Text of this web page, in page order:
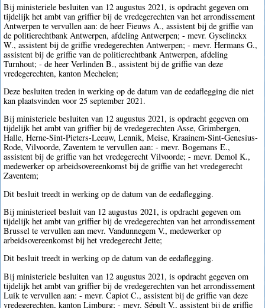
Bij ministeriele besluiten van 12 augustus 2021, is opdracht gegeven om
tijdelijk het ambt van griffier bij de vredegerechten van het arrondissement
Antwerpen te vervullen aan: de heer Fieuws A., assistent bij de griffie van
de politierechtbank Antwerpen, afdeling Antwerpen; - mevr. Gyselinckx
W., assistent bij de griffie vredegerechten Antwerpen; - mevr. Hermans G.,
assistent bij de griffie van de politierechtbank Antwerpen, afdeling
Turnhout; - de heer Verlinden B., assistent bij de griffie van deze
vredegerechten, kanton Mechelen;
Deze besluiten treden in werking op de datum van de eedaflegging die niet
kan plaatsvinden voor 25 september 2021.
Bij ministeriele besluiten van 12 augustus 2021, is opdracht gegeven om
tijdelijk het ambt van griffier bij de vredegerechten Asse, Grimbergen,
Halle, Herne-Sint-Pieters-Leeuw, Lennik, Meise, Kraainem-Sint-Genesius-
Rode, Vilvoorde, Zaventem te vervullen aan: - mevr. Bogemans E.,
assistent bij de griffie van het vredegerecht Vilvoorde; - mevr. Demol K.,
medewerker op arbeidsovereenkomst bij de griffie van het vredegerecht
Zaventem;
Dit besluit treedt in werking op de datum van de eedaflegging.
Bij ministerieel besluit van 12 augustus 2021, is opdracht gegeven om
tijdelijk het ambt van griffier bij de vredegerechten van het arrondissement
Brussel te vervullen aan mevr. Vandunnegem V., medewerker op
arbeidsovereenkomst bij het vredegerecht Jette;
Dit besluit treedt in werking op de datum van de eedaflegging.
Bij ministeriele besluiten van 12 augustus 2021, is opdracht gegeven om
tijdelijk het ambt van griffier bij de vredegerechten van het arrondissement
Luik te vervullen aan: - mevr. Capiot C., assistent bij de griffie van deze
vredegerechten, kanton Limburg; - mevr. Sépult V., assistent bij de griffie